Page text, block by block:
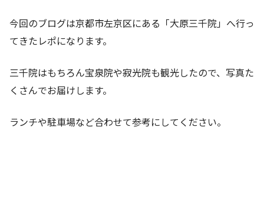
今回のブログは京都市左京区にある「大原三千院」へ行っ
てきたレポになります。
三千院はもちろん宝泉院や寂光院も観光したので、写真た
くさんでお届けします。
ランチや駐車場など合わせて参考にしてください。